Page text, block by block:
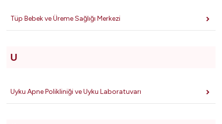
Tüp Bebek ve Üreme Sağlığı Merkezi
U
Uyku Apne Polikliniği ve Uyku Laboratuvarı